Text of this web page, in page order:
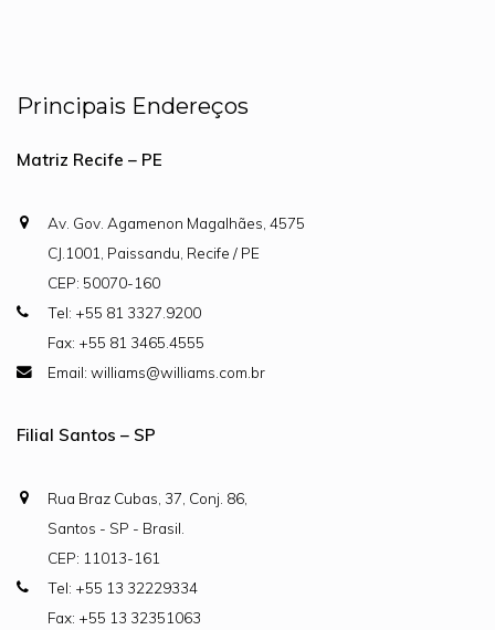
Principais Endereços
Matriz Recife – PE
Av. Gov. Agamenon Magalhães, 4575
CJ.1001, Paissandu, Recife / PE
CEP: 50070-160
Tel: +55 81 3327.9200
Fax: +55 81 3465.4555
Email: williams@williams.com.br
Filial Santos – SP
Rua Braz Cubas, 37, Conj. 86,
Santos - SP - Brasil.
CEP: 11013-161
Tel: +55 13 32229334
Fax: +55 13 32351063